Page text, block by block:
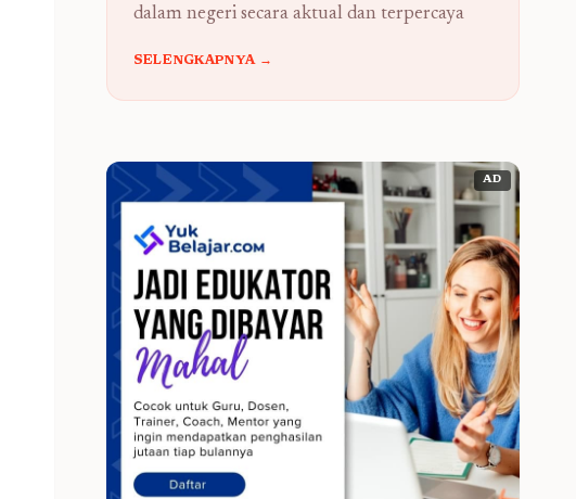
dalam negeri secara aktual dan terpercaya
SELENGKAPNYA →
AD